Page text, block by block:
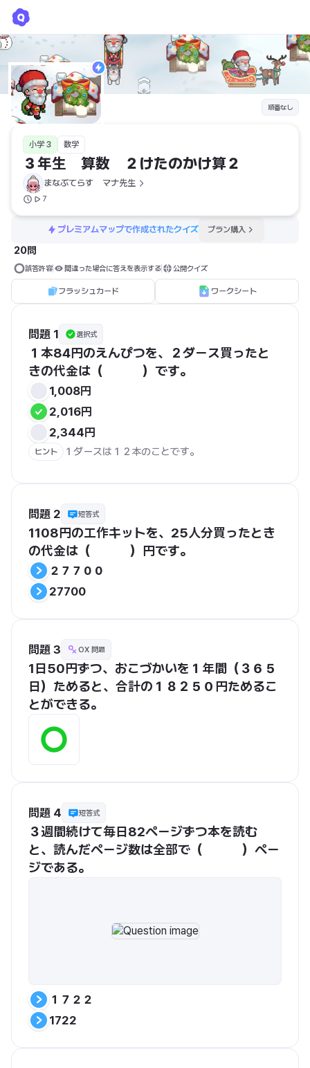
順番なし
小学 3 数学
３年生　算数　２けたのかけ算２
まなぶてらす　マナ先生
7
プレミアムマップで作成されたクイズ プラン購入
20問
誤答許容 間違った場合に答えを表示する 公開クイズ
フラッシュカード ワークシート
問題 1 選択式
１本84円のえんぴつを、２ダース買ったと
きの代金は（　　　）です。
1,008円
2,016円
2,344円
ヒント
問題 2 短答式
1108円の工作キットを、25人分買ったとき
の代金は（　　　）円です。
２７７００
27700
問題 3 OX 問題
1日50円ずつ、おこづかいを１年間（３６５
日）ためると、合計の１８２５０円ためるこ
とができる。
問題 4 短答式
３週間続けて毎日82ページずつ本を読む
と、読んだページ数は全部で（　　　）ペー
ジである。
１７２２
1722